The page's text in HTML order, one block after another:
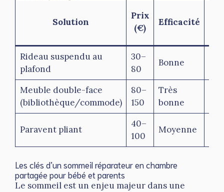
Solution
Prix
(€)
Efficacité
Rideau suspendu au
plafond
30–
80
Bonne
Meuble double-face
(bibliothèque/commode)
80–
150
Très
bonne
Paravent pliant
40–
100
Moyenne
Les clés d’un sommeil réparateur en chambre
partagée pour bébé et parents
Le sommeil est un enjeu majeur dans une